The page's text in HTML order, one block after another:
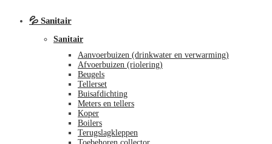
💦 Sanitair
Sanitair
Aanvoerbuizen (drinkwater en verwarming)
Afvoerbuizen (riolering)
Beugels
Tellerset
Buisafdichting
Meters en tellers
Koper
Boilers
Terugslagkleppen